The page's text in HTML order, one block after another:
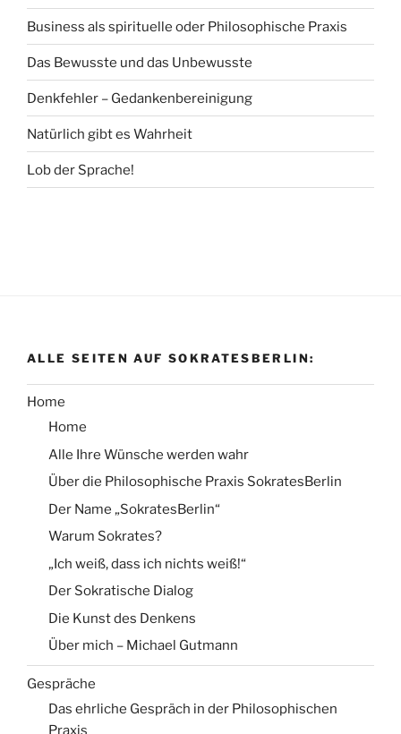
Business als spirituelle oder Philosophische Praxis
Das Bewusste und das Unbewusste
Denkfehler – Gedankenbereinigung
Natürlich gibt es Wahrheit
Lob der Sprache!
ALLE SEITEN AUF SOKRATESBERLIN:
Home
Home
Alle Ihre Wünsche werden wahr
Über die Philosophische Praxis SokratesBerlin
Der Name „SokratesBerlin“
Warum Sokrates?
„Ich weiß, dass ich nichts weiß!“
Der Sokratische Dialog
Die Kunst des Denkens
Über mich – Michael Gutmann
Gespräche
Das ehrliche Gespräch in der Philosophischen
Praxis